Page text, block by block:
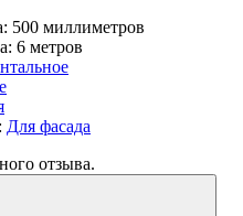
500 миллиметров
6 метров
Для фасада
отзыва.